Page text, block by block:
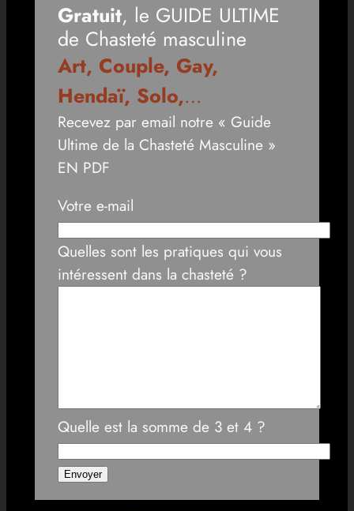
Gratuit, le GUIDE ULTIME
de Chasteté masculine
Art, Couple, Gay,
Hendaï, Solo,…
Recevez par email notre « Guide
Ultime de la Chasteté Masculine »
EN PDF
Votre e-mail
Quelles sont les pratiques qui vous
intéressent dans la chasteté ?
Quelle est la somme de 3 et 4 ?